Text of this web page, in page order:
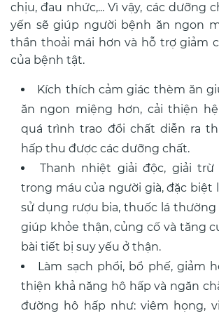
chịu, đau nhức,... Vì vậy, các dưỡng
yến sẽ giúp người bệnh ăn ngon
thần thoải mái hơn và hỗ trợ giảm
của bệnh tật.
Kích thích cảm giác thèm ăn
ăn ngon miệng hơn, cải thiện
quá trình trao đổi chất diễn ra
hấp thu được các dưỡng chất.
Thanh nhiệt giải độc, giải
trong máu của người già, đặc biệt
sử dụng rượu bia, thuốc lá thường
giúp khỏe thận, củng cố và tăng
bài tiết bị suy yếu ở thận.
Làm sạch phổi, bổ phế, giảm
thiện khả năng hô hấp và ngăn
đường hô hấp như: viêm họng,